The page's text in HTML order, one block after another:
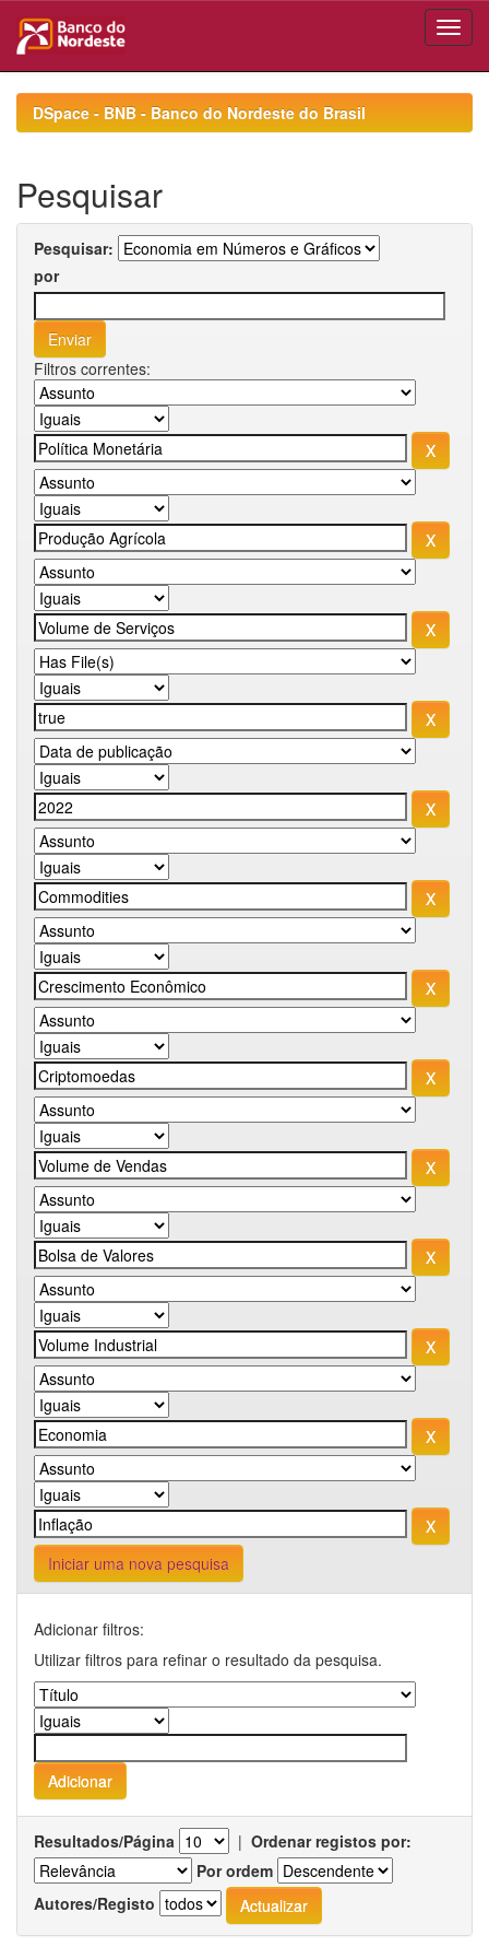
navigationDSpace - BNB - Banco do Nordeste do Brasil
Pesquisar
Pesquisar:
por
Filtros correntes:
Iniciar uma nova pesquisa
Adicionar filtros:
Utilizar filtros para refinar o resultado da pesquisa.
Resultados/Página | Ordenar registos por:
Por ordem
Autores/Registo